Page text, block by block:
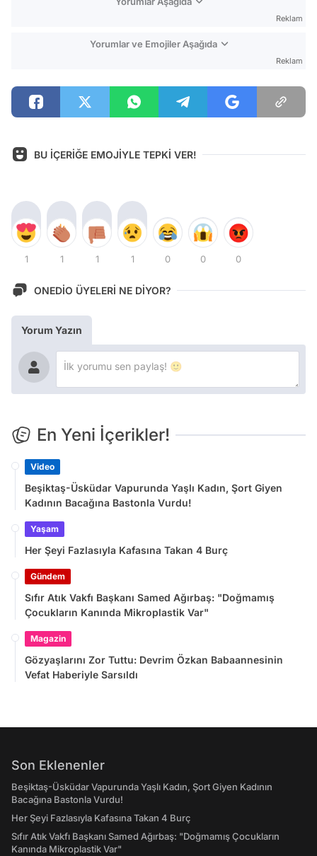
Reklam
Yorumlar ve Emojiler Aşağıda
Reklam
BU İÇERİĞE EMOJİYLE TEPKİ VER!
1 1 1 1 0 0 0
ONEDİO ÜYELERİ NE DİYOR?
Yorum Yazın
En Yeni İçerikler!
Video
Beşiktaş-Üsküdar Vapurunda Yaşlı Kadın, Şort Giyen
Kadının Bacağına Bastonla Vurdu!
Yaşam
Her Şeyi Fazlasıyla Kafasına Takan 4 Burç
Gündem
Sıfır Atık Vakfı Başkanı Samed Ağırbaş: "Doğmamış
Çocukların Kanında Mikroplastik Var"
Magazin
Gözyaşlarını Zor Tuttu: Devrim Özkan Babaannesinin
Vefat Haberiyle Sarsıldı
Son Eklenenler
Beşiktaş-Üsküdar Vapurunda Yaşlı Kadın, Şort Giyen Kadının
Bacağına Bastonla Vurdu!
Her Şeyi Fazlasıyla Kafasına Takan 4 Burç
Sıfır Atık Vakfı Başkanı Samed Ağırbaş: "Doğmamış Çocukların
Kanında Mikroplastik Var"